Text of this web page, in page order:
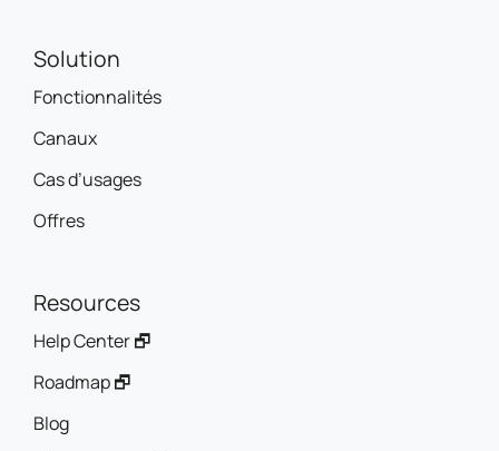
Solution
Fonctionnalités
Canaux
Cas d’usages
Offres
Resources
Help Center 🗗
Roadmap 🗗
Blog